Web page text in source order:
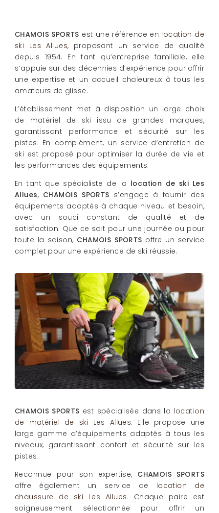
CHAMOIS SPORTS est une référence en location de
ski Les Allues, proposant un service de qualité
depuis 1954. En tant qu’entreprise familiale, elle
s’appuie sur des décennies d’expérience pour offrir
une expertise et un accueil chaleureux à tous les
amateurs de glisse.
L’établissement met à disposition un large choix
de matériel de ski issu de grandes marques,
garantissant performance et sécurité sur les
pistes. En complément, un service d’entretien de
ski est proposé pour optimiser la durée de vie et
les performances des équipements.
En tant que spécialiste de la location de ski Les
Allues, CHAMOIS SPORTS s’engage à fournir des
équipements adaptés à chaque niveau et besoin,
avec un souci constant de qualité et de
satisfaction. Que ce soit pour une journée ou pour
toute la saison, CHAMOIS SPORTS offre un service
complet pour une expérience de ski réussie.
CHAMOIS SPORTS est spécialisée dans la location
de matériel de ski Les Allues. Elle propose une
large gamme d’équipements adaptés à tous les
niveaux, garantissant confort et sécurité sur les
pistes.
Reconnue pour son expertise, CHAMOIS SPORTS
offre également un service de location de
chaussure de ski Les Allues. Chaque paire est
soigneusement sélectionnée pour offrir un